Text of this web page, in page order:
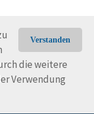
Verstanden
die weitere
Verwendung
Hinweise